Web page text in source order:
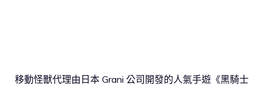
移動怪獸代理由日本 Grani 公司開發的人氣手遊《黑騎士